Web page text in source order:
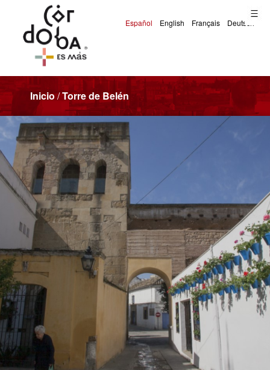
Inicio/Torre de Belén